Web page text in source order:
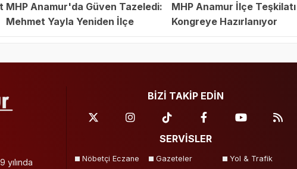
MHP Anamur'da Güven Tazeledi:
Mehmet Yayla Yeniden İlçe
MHP Anamur İlçe Teşkilatı
Kongreye Hazırlanıyor
yılında
BİZİ TAKİP EDİN
SERVİSLER
Nöbetçi Eczane Gazeteler Yol & Trafik